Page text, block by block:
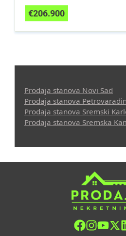
€206.900
Prodaja stanova Novi Sad
Prodaja stanova Petrovaradin
Prodaja stanova Sremski
Prodaja stanova Sremska